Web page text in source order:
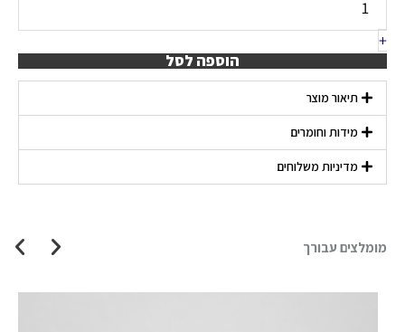
טבעי+
הוספה לסל
תיאור מוצר
מידות וחומרים
מדיניות משלוחים
מומלצים עבורך